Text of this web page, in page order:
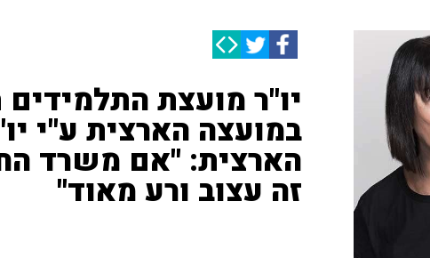
יו"ר מועצת
במועצה הארצית ע"י
הארצית: "אם משרד
זה עצוב ורע מאוד"